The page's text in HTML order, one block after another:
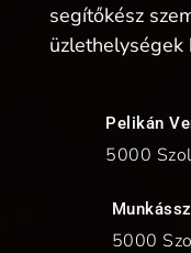
segítőkész
üzlethelységek
Pelikán
5000
5000